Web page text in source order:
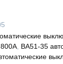
, ВА51-35